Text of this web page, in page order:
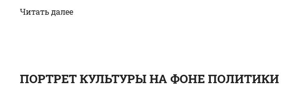
Читать далее
ПОРТРЕТ КУЛЬТУРЫ НА ФОНЕ ПОЛИТИКИ